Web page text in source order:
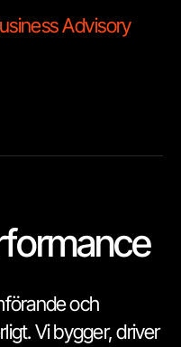
Advisory
och
Vi bygger, driver